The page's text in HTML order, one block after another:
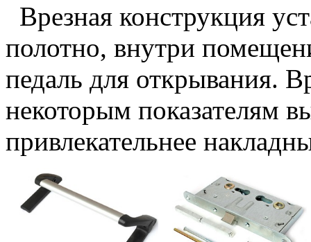
Врезная конструкция
полотно, внутри
педаль для открывания.
некоторым показателям
привлекательнее